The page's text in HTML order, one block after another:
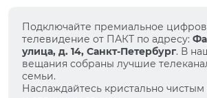
Подключайте премиальное
телевидение от ПАКТ по адресу:
улица, д. 14, Санкт-Петербург. В
вещания собраны лучшие
семьи.
Наслаждайтесь кристально